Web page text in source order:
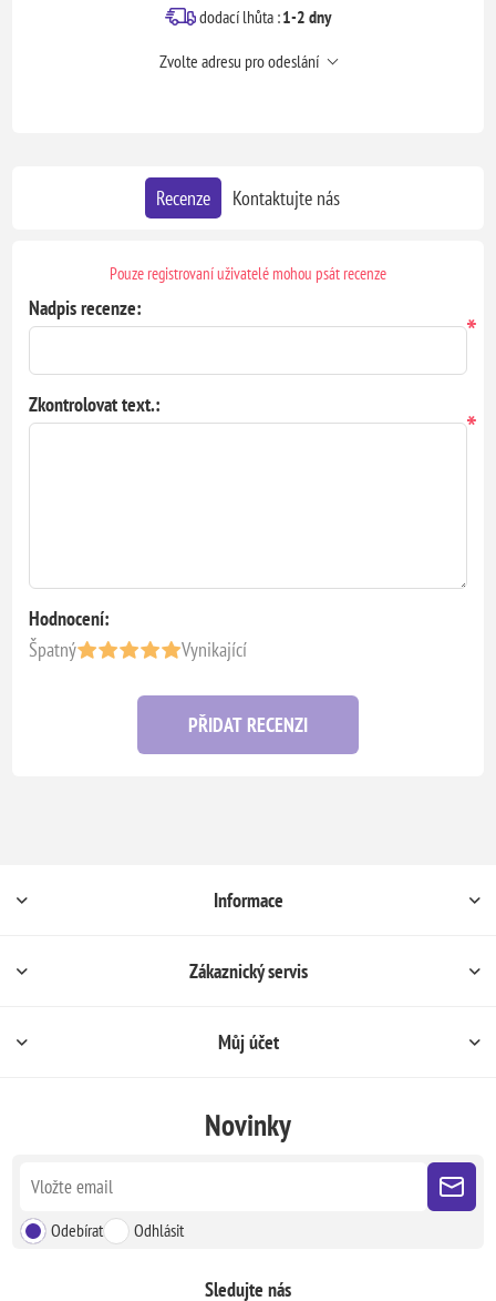
dodací lhůta :1-2 dny
Zvolte adresu pro odeslání
Recenze Kontaktujte nás
Pouze registrovaní uživatelé mohou psát recenze
Nadpis recenze:
*
Zkontrolovat text.:
*
Hodnocení:
Špatný
Vynikající
PŘIDAT RECENZI
Informace
Zákaznický servis
Můj účet
Novinky
Odebírat Odhlásit
Sledujte nás